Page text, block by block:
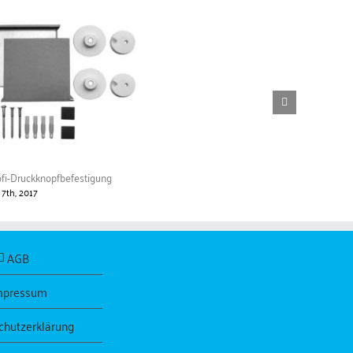
Druckknopfbefestigung
2017
AGB